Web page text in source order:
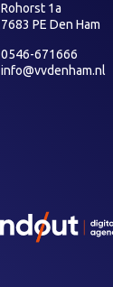
Rohorst 1a
7683 PE Den Ham
0546-671666
info@vvdenham.nl